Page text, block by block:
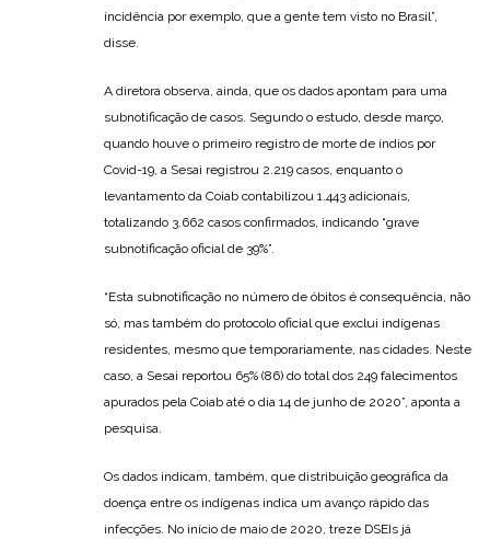
incidência por exemplo, que a gente tem visto no Brasil”,
disse.
A diretora observa, ainda, que os dados apontam para uma
subnotificação de casos. Segundo o estudo, desde março,
quando houve o primeiro registro de morte de índios por
Covid-19, a Sesai registrou 2.219 casos, enquanto o
levantamento da Coiab contabilizou 1.443 adicionais,
totalizando 3.662 casos confirmados, indicando “grave
subnotificação oficial de 39%”.
“Esta subnotificação no número de óbitos é consequência, não
só, mas também do protocolo oficial que exclui indígenas
residentes, mesmo que temporariamente, nas cidades. Neste
caso, a Sesai reportou 65% (86) do total dos 249 falecimentos
apurados pela Coiab até o dia 14 de junho de 2020”, aponta a
pesquisa.
Os dados indicam, também, que distribuição geográfica da
doença entre os indígenas indica um avanço rápido das
infecções. No início de maio de 2020, treze DSEIs já